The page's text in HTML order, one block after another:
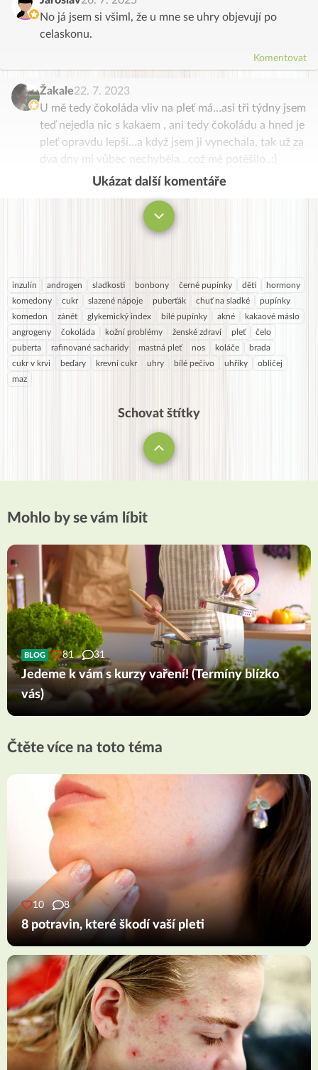
No já jsem si všiml, že u mne se uhry objevují po
celaskonu.
Komentovat
Žakale22. 7. 2023
U mě tedy čokoláda vliv na pleť má…asi tři týdny jsem
teď nejedla nic s kakaem , ani tedy čokoládu a hned je
pleť opravdu lepší…a když jsem ji vynechala, tak už za
dva dny mi vůbec nechyběla…což mě potěšilo..:)
Ukázat další komentáře
inzulín androgen sladkosti bonbony černé pupínky děti
hormony
komedony
cukr slazené nápoje puberťák chuť na sladké
pupínky
komedon
zánět glykemický index bílé pupínky akné
kakaové máslo
angrogeny
čokoláda kožní problémy ženské zdraví pleť
čelo
puberta
rafinované sacharidy mastná pleť nos koláče
brada
cukr v krvi
beďary krevní cukr uhry bílé pečivo uhříky
obličej
maz
Schovat štítky
Mohlo by se vám líbit
BLOG 81 31
Jedeme k vám s kurzy vaření! (Termíny blízko
vás)
Čtěte více na toto téma
10 8
8 potravin, které škodí vaší pleti